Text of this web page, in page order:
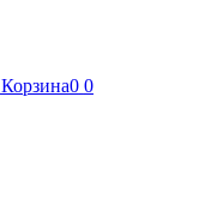
Корзина0 0